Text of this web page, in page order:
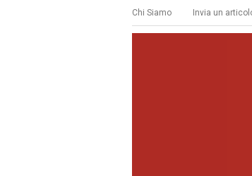
Chi Siamo Invia un